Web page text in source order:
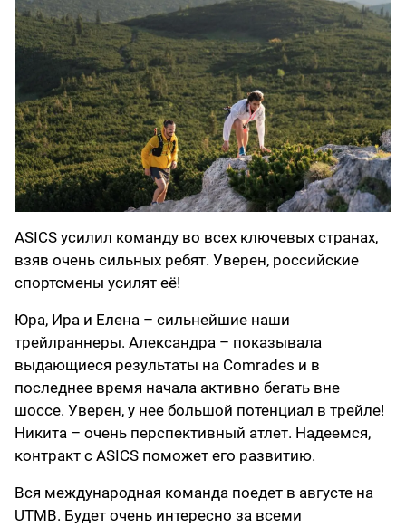
ASICS усилил команду во всех ключевых странах,
взяв очень сильных ребят. Уверен, российские
спортсмены усилят её!
Юра, Ира и Елена – сильнейшие наши
трейлраннеры. Александра – показывала
выдающиеся результаты на Comrades и в
последнее время начала активно бегать вне
шоссе. Уверен, у нее большой потенциал в трейле!
Никита – очень перспективный атлет. Надеемся,
контракт с ASICS поможет его развитию.
Вся международная команда поедет в августе на
UTMB. Будет очень интересно за всеми